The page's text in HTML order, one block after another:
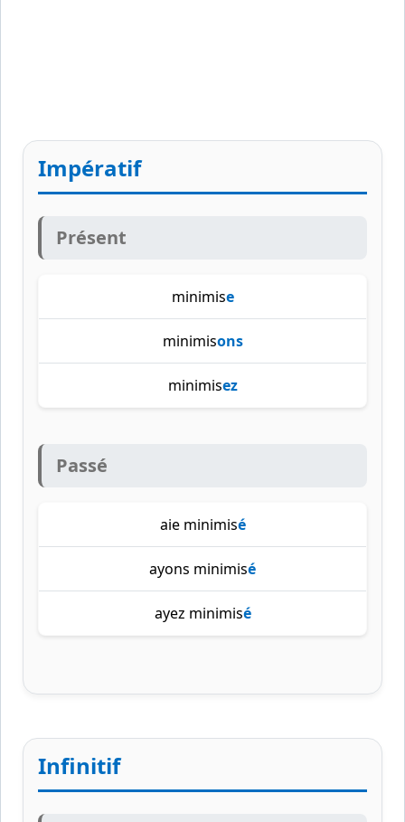
Impératif
Présent
minimise
minimisons
minimisez
Passé
aie minimisé
ayons minimisé
ayez minimisé
Infinitif